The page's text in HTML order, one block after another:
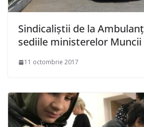
Sindicaliştii de la
sediile ministerelor Muncii
11 octombrie 2017